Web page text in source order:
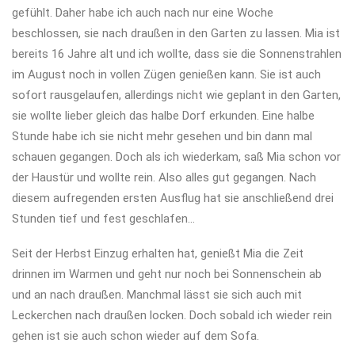
gefühlt. Daher habe ich auch nach nur eine Woche
beschlossen, sie nach draußen in den Garten zu lassen. Mia ist
bereits 16 Jahre alt und ich wollte, dass sie die Sonnenstrahlen
im August noch in vollen Zügen genießen kann. Sie ist auch
sofort rausgelaufen, allerdings nicht wie geplant in den Garten,
sie wollte lieber gleich das halbe Dorf erkunden. Eine halbe
Stunde habe ich sie nicht mehr gesehen und bin dann mal
schauen gegangen. Doch als ich wiederkam, saß Mia schon vor
der Haustür und wollte rein. Also alles gut gegangen. Nach
diesem aufregenden ersten Ausflug hat sie anschließend drei
Stunden tief und fest geschlafen…
Seit der Herbst Einzug erhalten hat, genießt Mia die Zeit
drinnen im Warmen und geht nur noch bei Sonnenschein ab
und an nach draußen. Manchmal lässt sie sich auch mit
Leckerchen nach draußen locken. Doch sobald ich wieder rein
gehen ist sie auch schon wieder auf dem Sofa.